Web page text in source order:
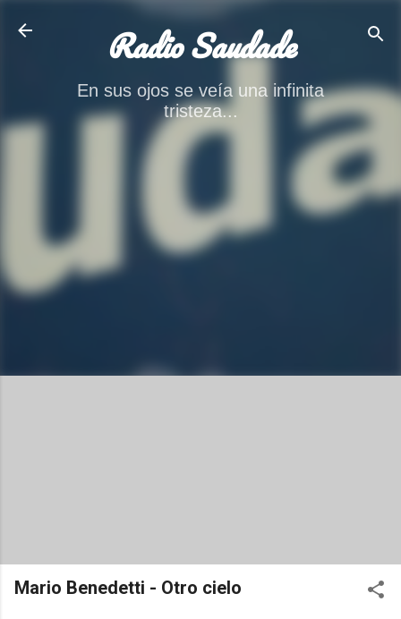
Radio Saudade
En sus ojos se veía una infinita
tristeza...
Mario Benedetti - Otro cielo